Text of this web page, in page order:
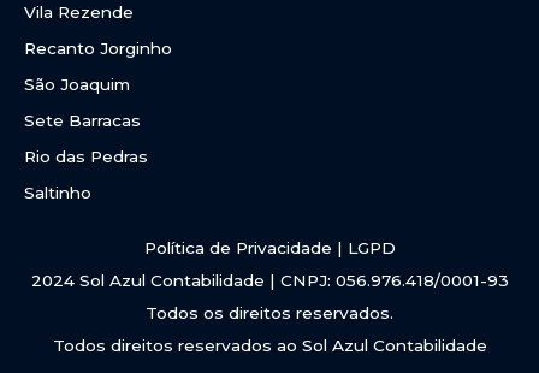
Vila Rezende
Recanto Jorginho
São Joaquim
Sete Barracas
Rio das Pedras
Saltinho
Política de Privacidade | LGPD
2024 Sol Azul Contabilidade | CNPJ: 056.976.418/0001-93
Todos os direitos reservados.
Todos direitos reservados ao Sol Azul Contabilidade